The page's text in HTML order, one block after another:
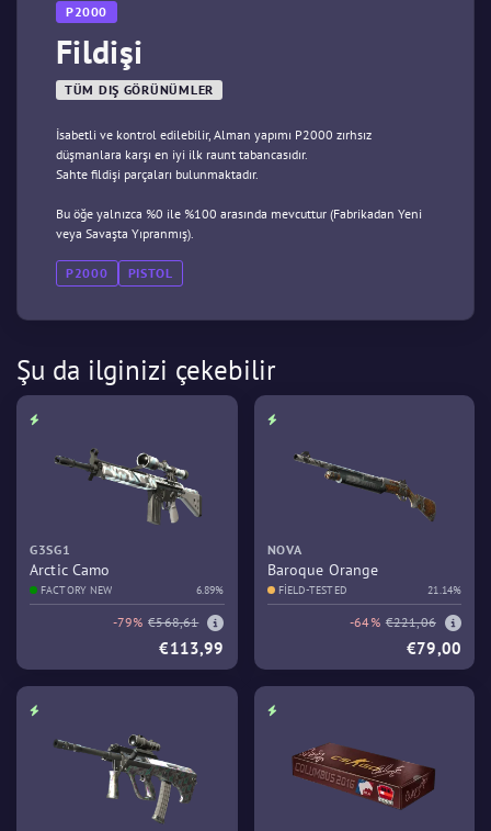
P2000
Fildişi
TÜM DIŞ GÖRÜNÜMLER
İsabetli ve kontrol edilebilir, Alman yapımı P2000 zırhsız
düşmanlara karşı en iyi ilk raunt tabancasıdır.
Sahte fildişi parçaları bulunmaktadır.
Bu öğe yalnızca %0 ile %100 arasında mevcuttur (Fabrikadan Yeni
veya Savaşta Yıpranmış).
P2000 PISTOL
Şu da ilginizi çekebilir
G3SG1
Arctic Camo
FACTORY NEW 6.89%
-79% €568,61
€113,99
NOVA
Baroque Orange
FIELD-TESTED 21.14%
-64% €221,06
€79,00